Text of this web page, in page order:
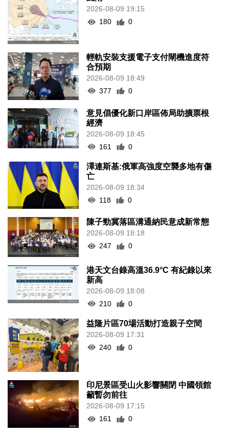
2026-08-09 19:15
180
0
輕軌安裝支援電子支付閘機進度符
合預期
2026-08-09 18:49
377
0
意見倡優化新口岸區佈局助擴票根
經濟
2026-08-09 18:45
161
0
澤連斯基:俄軍高強度空襲多地有傷
亡
2026-08-09 18:34
118
0
陳子勁冀落區溝通納民意成新常態
2026-08-09 18:18
247
0
港天文台錄高溫36.9°C 有紀錄以來
新高
2026-08-09 18:08
210
0
益隆片區70場活動打造親子空間
2026-08-09 17:31
240
0
印尼景區受山火影響關閉 中國領館
籲暫勿前往
2026-08-09 17:15
161
0